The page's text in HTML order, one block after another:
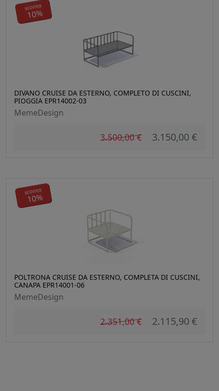
DIVANO CRUISE DA ESTERNO, COMPLETO DI CUSCINI,
PIOGGIA EPR14002-03
MemeDesign
3.500,00 € 3.150,00 €
sconto
10%
POLTRONA CRUISE DA ESTERNO, COMPLETA DI CUSCINI,
CANAPA EPR14001-06
MemeDesign
2.351,00 € 2.115,90 €
sconto
10%